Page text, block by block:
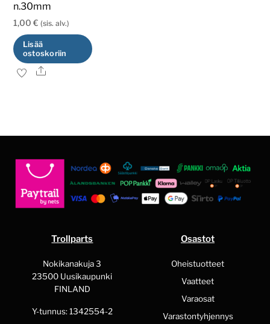
n.30mm
1,00€ (sis. alv.)
Lisää
ostoskoriin
Ale
Trollparts
Nokikanakuja 3
23500 Uusikaupunki
FINLAND
Y-tunnus: 1342554-2
Osastot
Oheistuotteet
Vaatteet
Varaosat
Varastontyhjennys